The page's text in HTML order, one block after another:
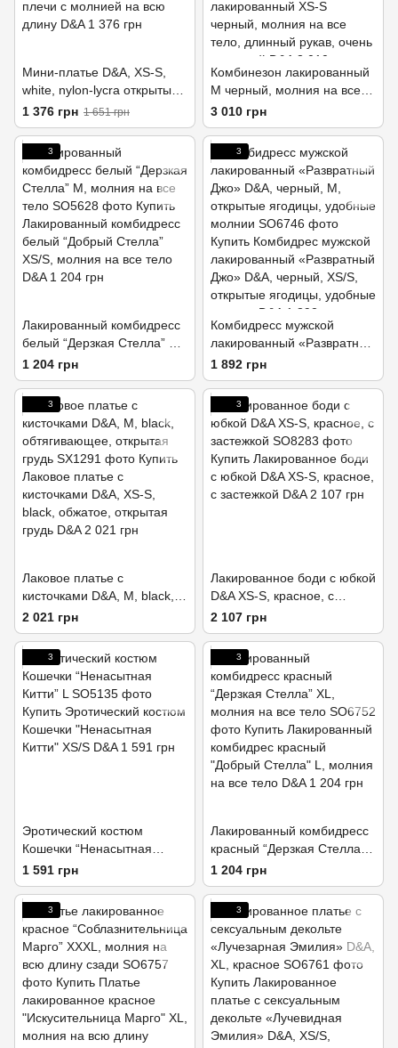
Мини-платье D&A, XS-S,
white, nylon-lycra открытые
плечи с молнией на всю
длину
1 376 грн 1 651 грн
Комбинезон лакированный
M черный, молния на все
тело, длинный рукав, очень
стильный
3 010 грн
3
Лакированный комбидресс
белый “Дерзкая Стелла” M,
молния на все тело
1 204 грн
3
Комбидресс мужской
лакированный «Развратный
Джо» D&A, черный, М,
открытые ягодицы, удобные
молнии
1 892 грн
3
Лаковое платье с
кисточками D&A, M, black,
обтягивающее, открытая
грудь
2 021 грн
3
Лакированное боди с юбкой
D&A XS-S, красное, с
застежкой
2 107 грн
3
Эротический костюм
Кошечки “Ненасытная
Китти” L
1 591 грн
3
Лакированный комбидресс
красный “Дерзкая Стелла”
XL, молния на все тело
1 204 грн
3 3